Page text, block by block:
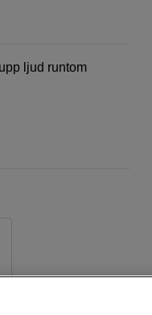
ljud runtom